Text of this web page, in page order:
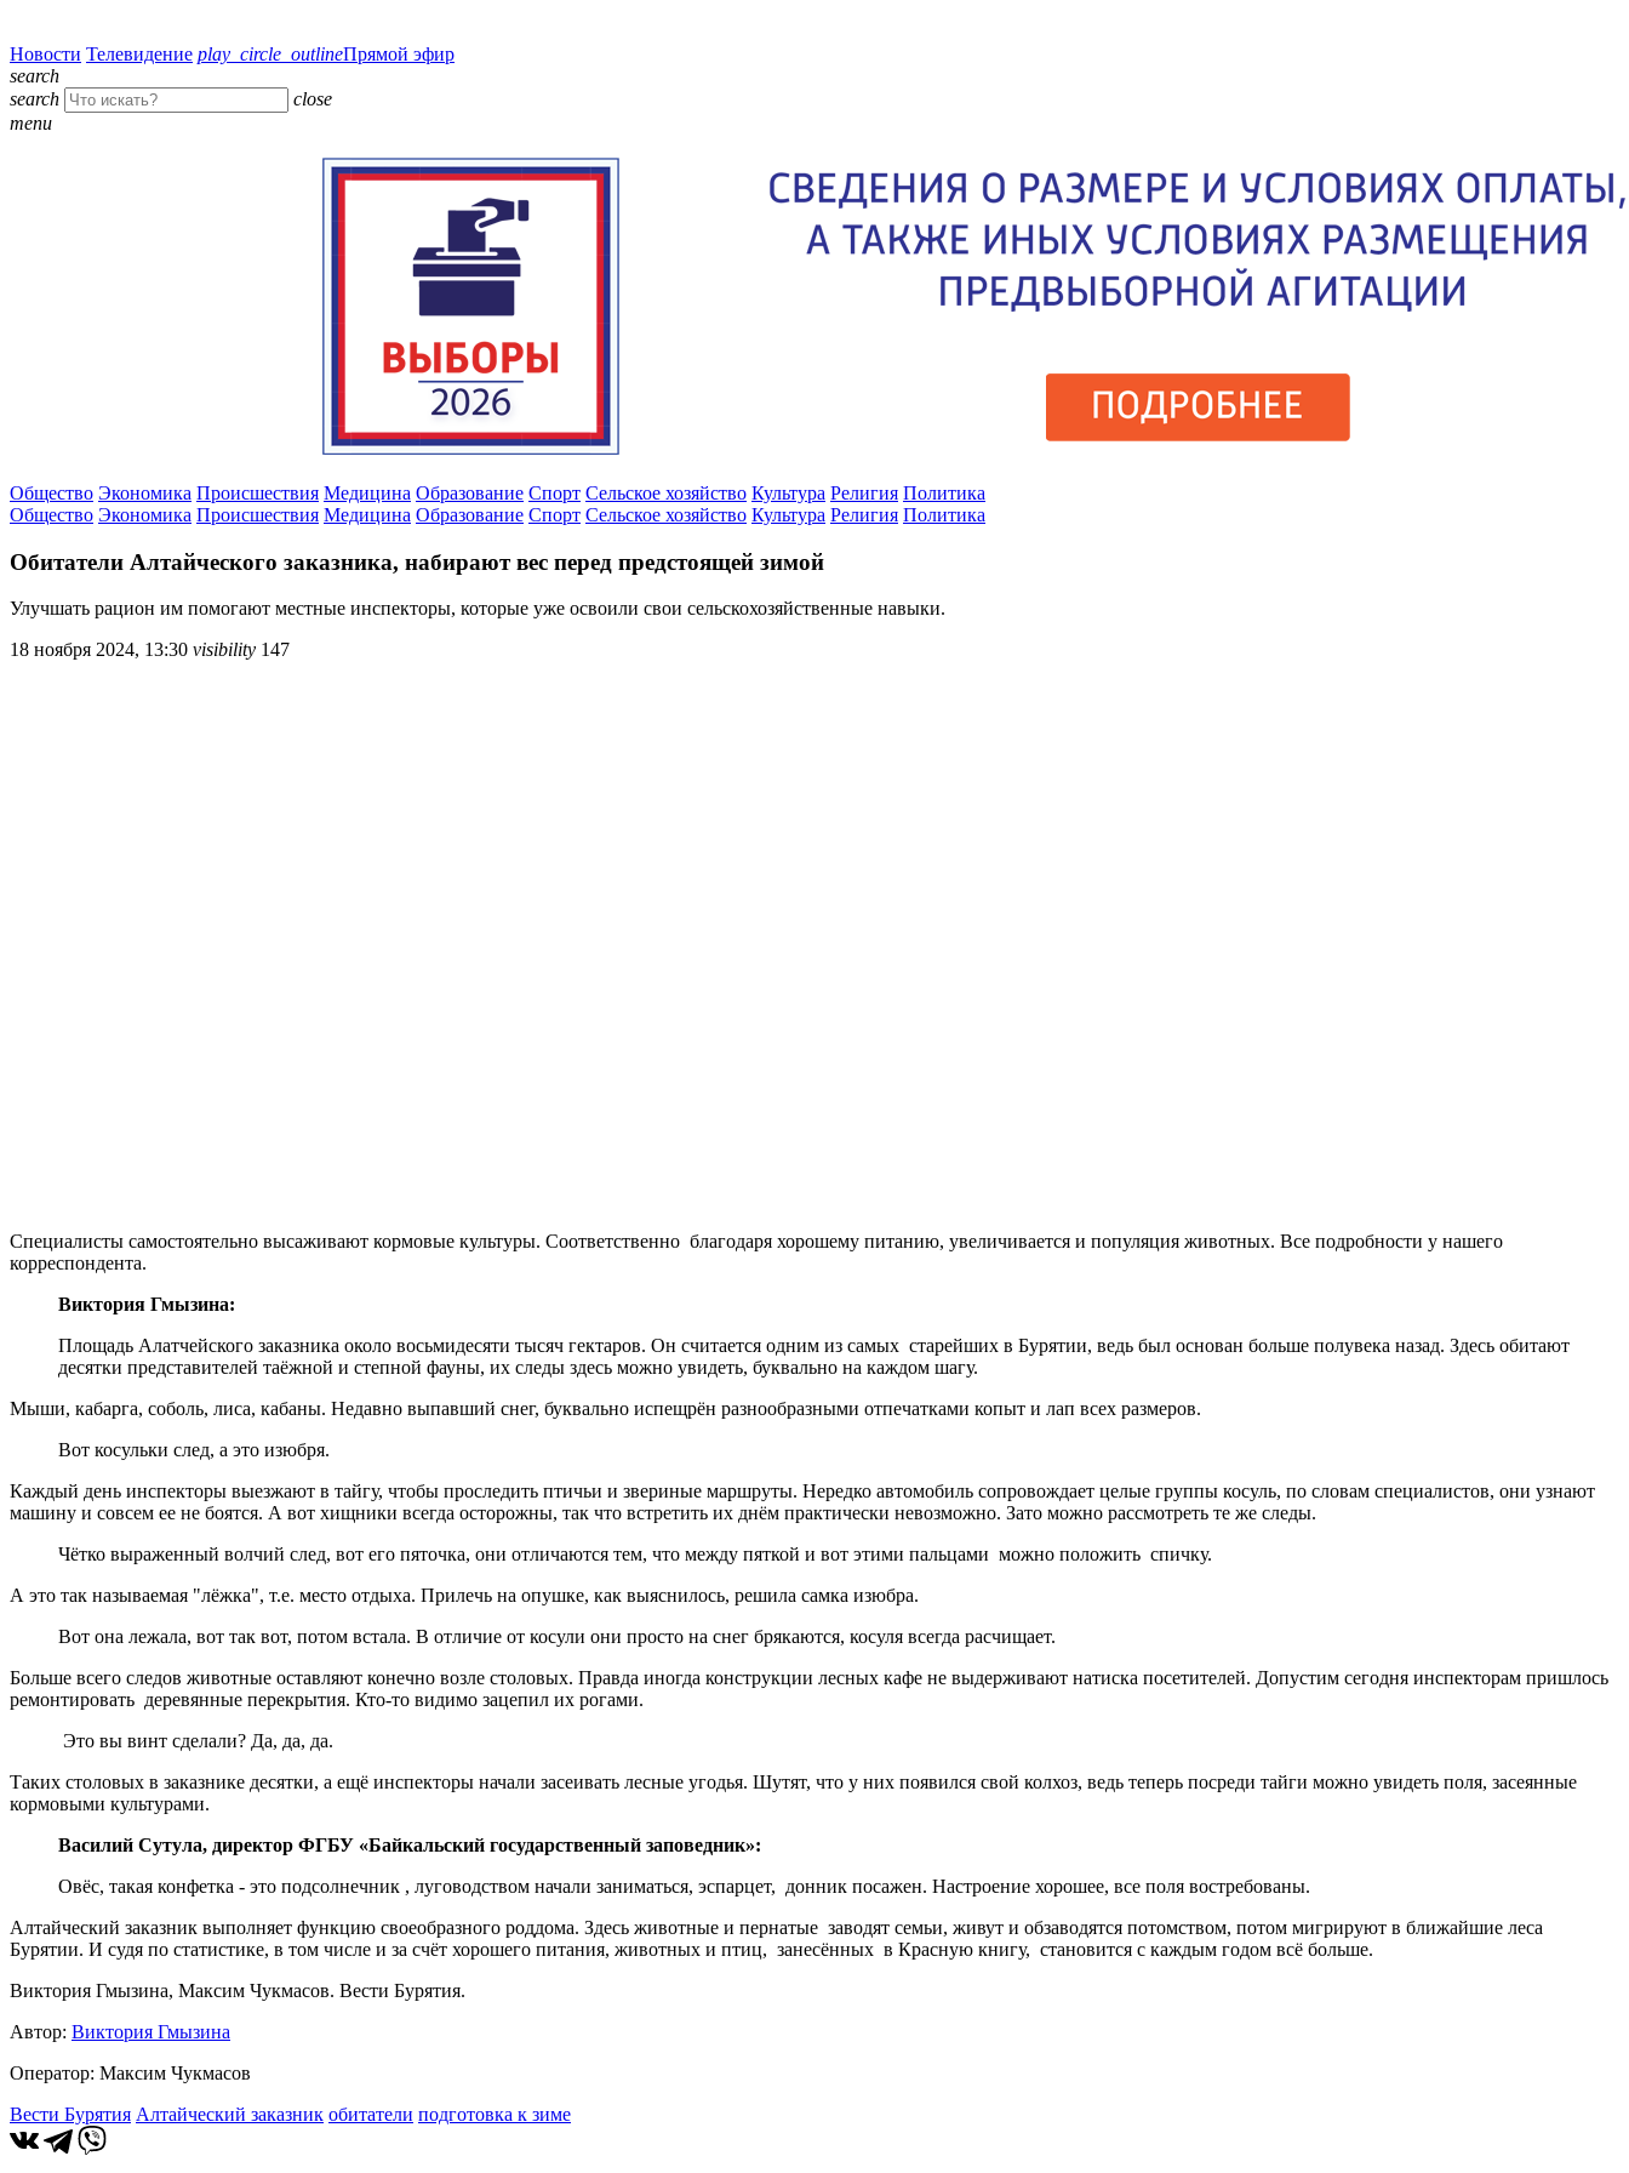
Новости Телевидение play_circle_outlineПрямой эфир
search
search
close
menu
Общество Экономика Происшествия Медицина Образование Спорт Сельское хозяйство Культура Религия Политика
Общество Экономика Происшествия Медицина Образование Спорт Сельское хозяйство Культура Религия Политика
Обитатели Алтайческого заказника, набирают вес перед предстоящей зимой
Улучшать рацион им помогают местные инспекторы, которые уже освоили свои сельскохозяйственные навыки.
18 ноября 2024, 13:30 visibility 147
Специалисты самостоятельно высаживают кормовые культуры. Соответственно благодаря хорошему питанию, увеличивается и популяция животных. Все подробности у нашего
корреспондента.
Виктория Гмызина:
Площадь Алатчейского заказника около восьмидесяти тысяч гектаров. Он считается одним из самых старейших в Бурятии, ведь был основан больше полувека назад. Здесь обитают
десятки представителей таёжной и степной фауны, их следы здесь можно увидеть, буквально на каждом шагу.
Мыши, кабарга, соболь, лиса, кабаны. Недавно выпавший снег, буквально испещрён разнообразными отпечатками копыт и лап всех размеров.
Вот косульки след, а это изюбря.
Каждый день инспекторы выезжают в тайгу, чтобы проследить птичьи и звериные маршруты. Нередко автомобиль сопровождает целые группы косуль, по словам специалистов, они узнают
машину и совсем ее не боятся. А вот хищники всегда осторожны, так что встретить их днём практически невозможно. Зато можно рассмотреть те же следы.
Чётко выраженный волчий след, вот его пяточка, они отличаются тем, что между пяткой и вот этими пальцами можно положить спичку.
А это так называемая "лёжка", т.е. место отдыха. Прилечь на опушке, как выяснилось, решила самка изюбра.
Вот она лежала, вот так вот, потом встала. В отличие от косули они просто на снег брякаются, косуля всегда расчищает.
Больше всего следов животные оставляют конечно возле столовых. Правда иногда конструкции лесных кафе не выдерживают натиска посетителей. Допустим сегодня инспекторам пришлось
ремонтировать деревянные перекрытия. Кто-то видимо зацепил их рогами.
Это вы винт сделали? Да, да, да.
Таких столовых в заказнике десятки, а ещё инспекторы начали засеивать лесные угодья. Шутят, что у них появился свой колхоз, ведь теперь посреди тайги можно увидеть поля, засеянные
кормовыми культурами.
Василий Сутула, директор ФГБУ «Байкальский государственный заповедник»:
Овёс, такая конфетка - это подсолнечник , луговодством начали заниматься, эспарцет, донник посажен. Настроение хорошее, все поля востребованы.
Алтайческий заказник выполняет функцию своеобразного роддома. Здесь животные и пернатые заводят семьи, живут и обзаводятся потомством, потом мигрируют в ближайшие леса
Бурятии. И судя по статистике, в том числе и за счёт хорошего питания, животных и птиц, занесённых в Красную книгу, становится с каждым годом всё больше.
Виктория Гмызина, Максим Чукмасов. Вести Бурятия.
Автор: Виктория Гмызина
Оператор: Максим Чукмасов
Вести Бурятия Алтайческий заказник обитатели подготовка к зиме